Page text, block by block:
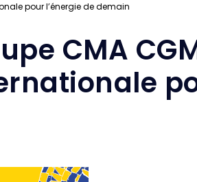
pour l’énergie de demain
CMA